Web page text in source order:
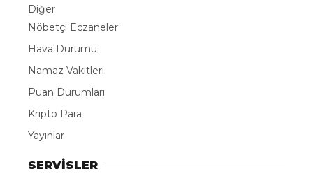
Diğer
Nöbetçi Eczaneler
Hava Durumu
Namaz Vakitleri
Puan Durumları
Kripto Para
Yayınlar
SERVİSLER